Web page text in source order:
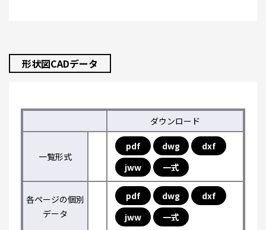
形状図CADデータ
ダウンロード
一覧形式
pdf dwg
dxf
jww
一式
各ページの個別
データ
pdf dwg
dxf
jww
一式